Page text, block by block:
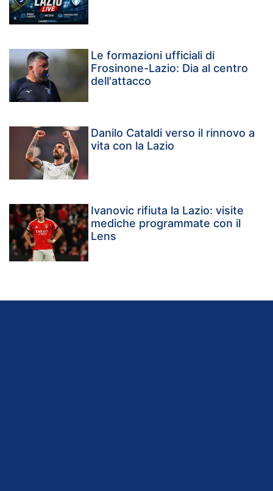
Le formazioni ufficiali di
Frosinone-Lazio: Dia al centro
dell'attacco
Danilo Cataldi verso il rinnovo a
vita con la Lazio
Ivanovic rifiuta la Lazio: visite
mediche programmate con il
Lens